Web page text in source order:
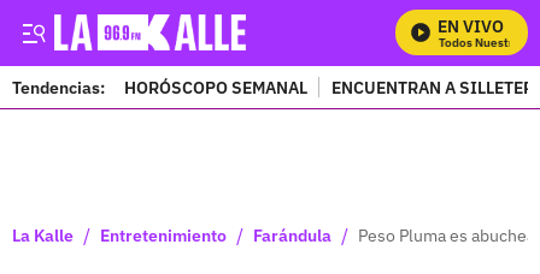
EN VIVO
Mira Todos Nuestros
Tendencias: HORÓSCOPO SEMANAL ENCUENTRAN A
La Kalle / Entretenimiento / Farándula / Peso Pluma es